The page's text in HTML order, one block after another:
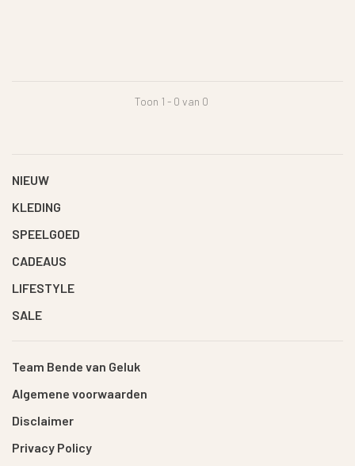
Toon 1 - 0 van 0
NIEUW
KLEDING
SPEELGOED
CADEAUS
LIFESTYLE
SALE
Team Bende van Geluk
Algemene voorwaarden
Disclaimer
Privacy Policy